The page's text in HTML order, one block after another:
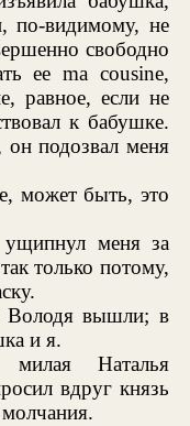
по-видимому, не
свободно
ее ma cousine,
равное, если не
к бабушке.
он подозвал меня
может быть, это
меня за
только потому,
Володя вышли; в
и я.
Наталья
вдруг князь